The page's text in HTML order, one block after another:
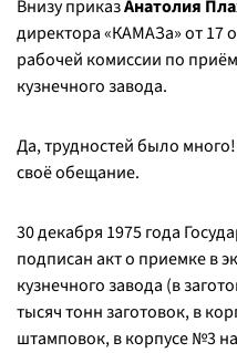
Внизу приказАнатолия
директора «КАМАЗа» от 17
рабочей комиссии по
кузнечного завода.
Да, трудностей было
своё обещание.
30 декабря 1975 года
подписан акт о приемке в
кузнечного завода (в
тысяч тонн заготовок, в
штамповок, в корпусе №3